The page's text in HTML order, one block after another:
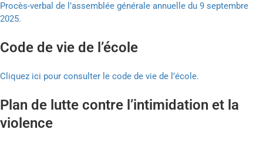
Procès-verbal de l’assemblée générale annuelle du 9 septembre
2025.
Code de vie de l’école
Cliquez ici pour consulter le code de vie de l’école.
Plan de lutte contre l’intimidation et la
violence